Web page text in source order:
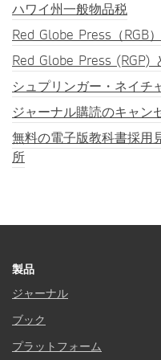
ハワイ州一般物品税
Red Globe Press（RGB
Red Globe Press (RGP)
シュプリンガー・ネイチ
ジャーナル購読のキャン
無料の電子版教科書採用
所
製品
ジャーナル
ブック
プラットフォーム